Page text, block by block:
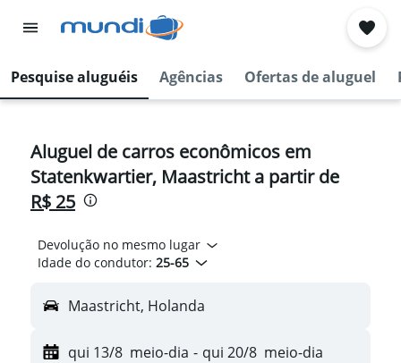
Pesquise aluguéis Agências Ofertas de aluguel
Aluguel de carros econômicos em
Statenkwartier, Maastricht a partir de
R$ 25
Devolução no mesmo lugar
Idade do condutor: 25-65
Maastricht, Holanda
qui 13/8 meio-dia - qui 20/8 meio-dia